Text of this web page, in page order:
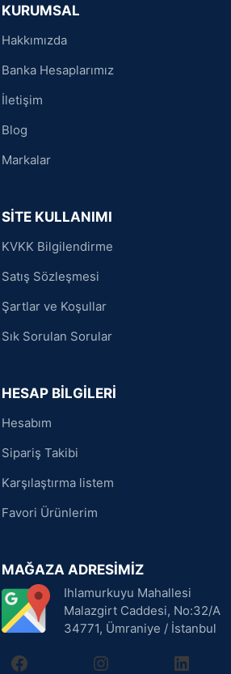
KURUMSAL
Hakkımızda
Banka Hesaplarımız
İletişim
Blog
Markalar
SİTE KULLANIMI
KVKK Bilgilendirme
Satış Sözleşmesi
Şartlar ve Koşullar
Sık Sorulan Sorular
HESAP BİLGİLERİ
Hesabım
Sipariş Takibi
Karşılaştırma listem
Favori Ürünlerim
MAĞAZA ADRESİMİZ
Ihlamurkuyu Mahallesi
Malazgirt Caddesi, No:32/A
34771, Ümraniye / İstanbul
facebookinstagramlinkedin